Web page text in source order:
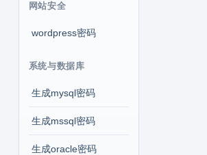
网站安全
wordpress密码
系统与数据库
生成mysql密码
生成mssql密码
生成oracle密码